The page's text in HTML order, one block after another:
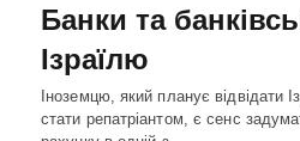
Банки та
Ізраїлю
Іноземцю, який планує відвідати
стати репатріантом, є сенс